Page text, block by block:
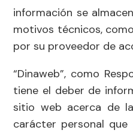
información se
motivos técnicos,
por su proveedor de
“Dinaweb”, como
tiene el deber de
sitio web acerca de
carácter personal que